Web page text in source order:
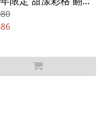
紫色